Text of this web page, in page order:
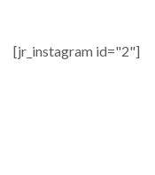
[jr_instagram id="2"]